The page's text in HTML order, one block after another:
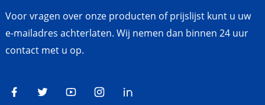
Voor vragen over onze producten of prijslijst kunt u uw
e-mailadres achterlaten. Wij nemen dan binnen 24 uur
contact met u op.